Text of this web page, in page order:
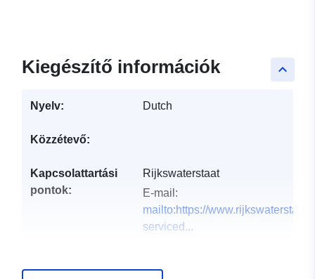
keyboard_arrow_up
Kiegészítő információk
Nyelv: Dutch
Közzétevő:
Kapcsolattartási
pontok:
Rijkswaterstaat
E-mail:
mailto:https://
serviced...